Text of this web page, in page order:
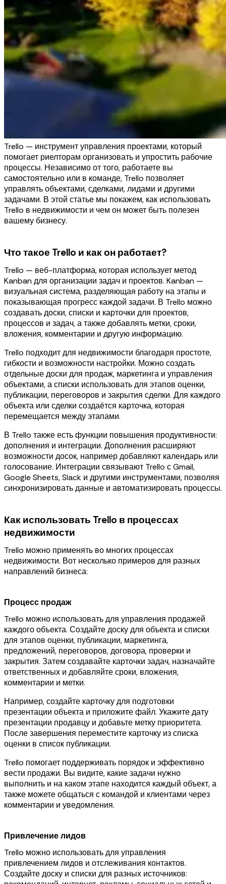
Trello — инструмент управления проектами, который
помогает риелторам организовать и упростить рабочие
процессы. Независимо от того, работаете вы
самостоятельно или в команде, Trello позволяет
управлять объектами, сделками, лидами и другими
задачами. В этой статье мы покажем, как использовать
Trello в недвижимости и чем он может быть полезен
вашему бизнесу.
Что такое Trello и как он работает?
Trello — веб-платформа, которая использует метод
Kanban для организации задач и проектов. Kanban —
визуальная система, разделяющая работу на этапы и
показывающая прогресс каждой задачи. В Trello можно
создавать доски, списки и карточки для проектов,
процессов и задач, а также добавлять метки, сроки,
вложения, комментарии и другую информацию.
Trello подходит для недвижимости благодаря простоте,
гибкости и возможности настройки. Можно создать
отдельные доски для продаж, маркетинга и управления
объектами, а списки использовать для этапов оценки,
публикации, переговоров и закрытия сделки. Для каждого
объекта или сделки создаётся карточка, которая
перемещается между этапами.
В Trello также есть функции повышения продуктивности:
дополнения и интеграции. Дополнения расширяют
возможности досок, например добавляют календарь или
голосование. Интеграции связывают Trello с Gmail,
Google Sheets, Slack и другими инструментами, позволяя
синхронизировать данные и автоматизировать процессы.
Как использовать Trello в процессах
недвижимости
Trello можно применять во многих процессах
недвижимости. Вот несколько примеров для разных
направлений бизнеса:
Процесс продаж
Trello можно использовать для управления продажей
каждого объекта. Создайте доску для объекта и списки
для этапов оценки, публикации, маркетинга,
предложений, переговоров, договора, проверки и
закрытия. Затем создавайте карточки задач, назначайте
ответственных и добавляйте сроки, вложения,
комментарии и метки.
Например, создайте карточку для подготовки
презентации объекта и приложите файл. Укажите дату
презентации продавцу и добавьте метку приоритета.
После завершения переместите карточку из списка
оценки в список публикации.
Trello помогает поддерживать порядок и эффективно
вести продажи. Вы видите, какие задачи нужно
выполнить и на каком этапе находится каждый объект, а
также можете общаться с командой и клиентами через
комментарии и уведомления.
Привлечение лидов
Trello можно использовать для управления
привлечением лидов и отслеживания контактов.
Создайте доску и списки для разных источников: